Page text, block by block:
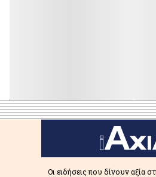
Οι ειδήσεις που δίνουν αξία